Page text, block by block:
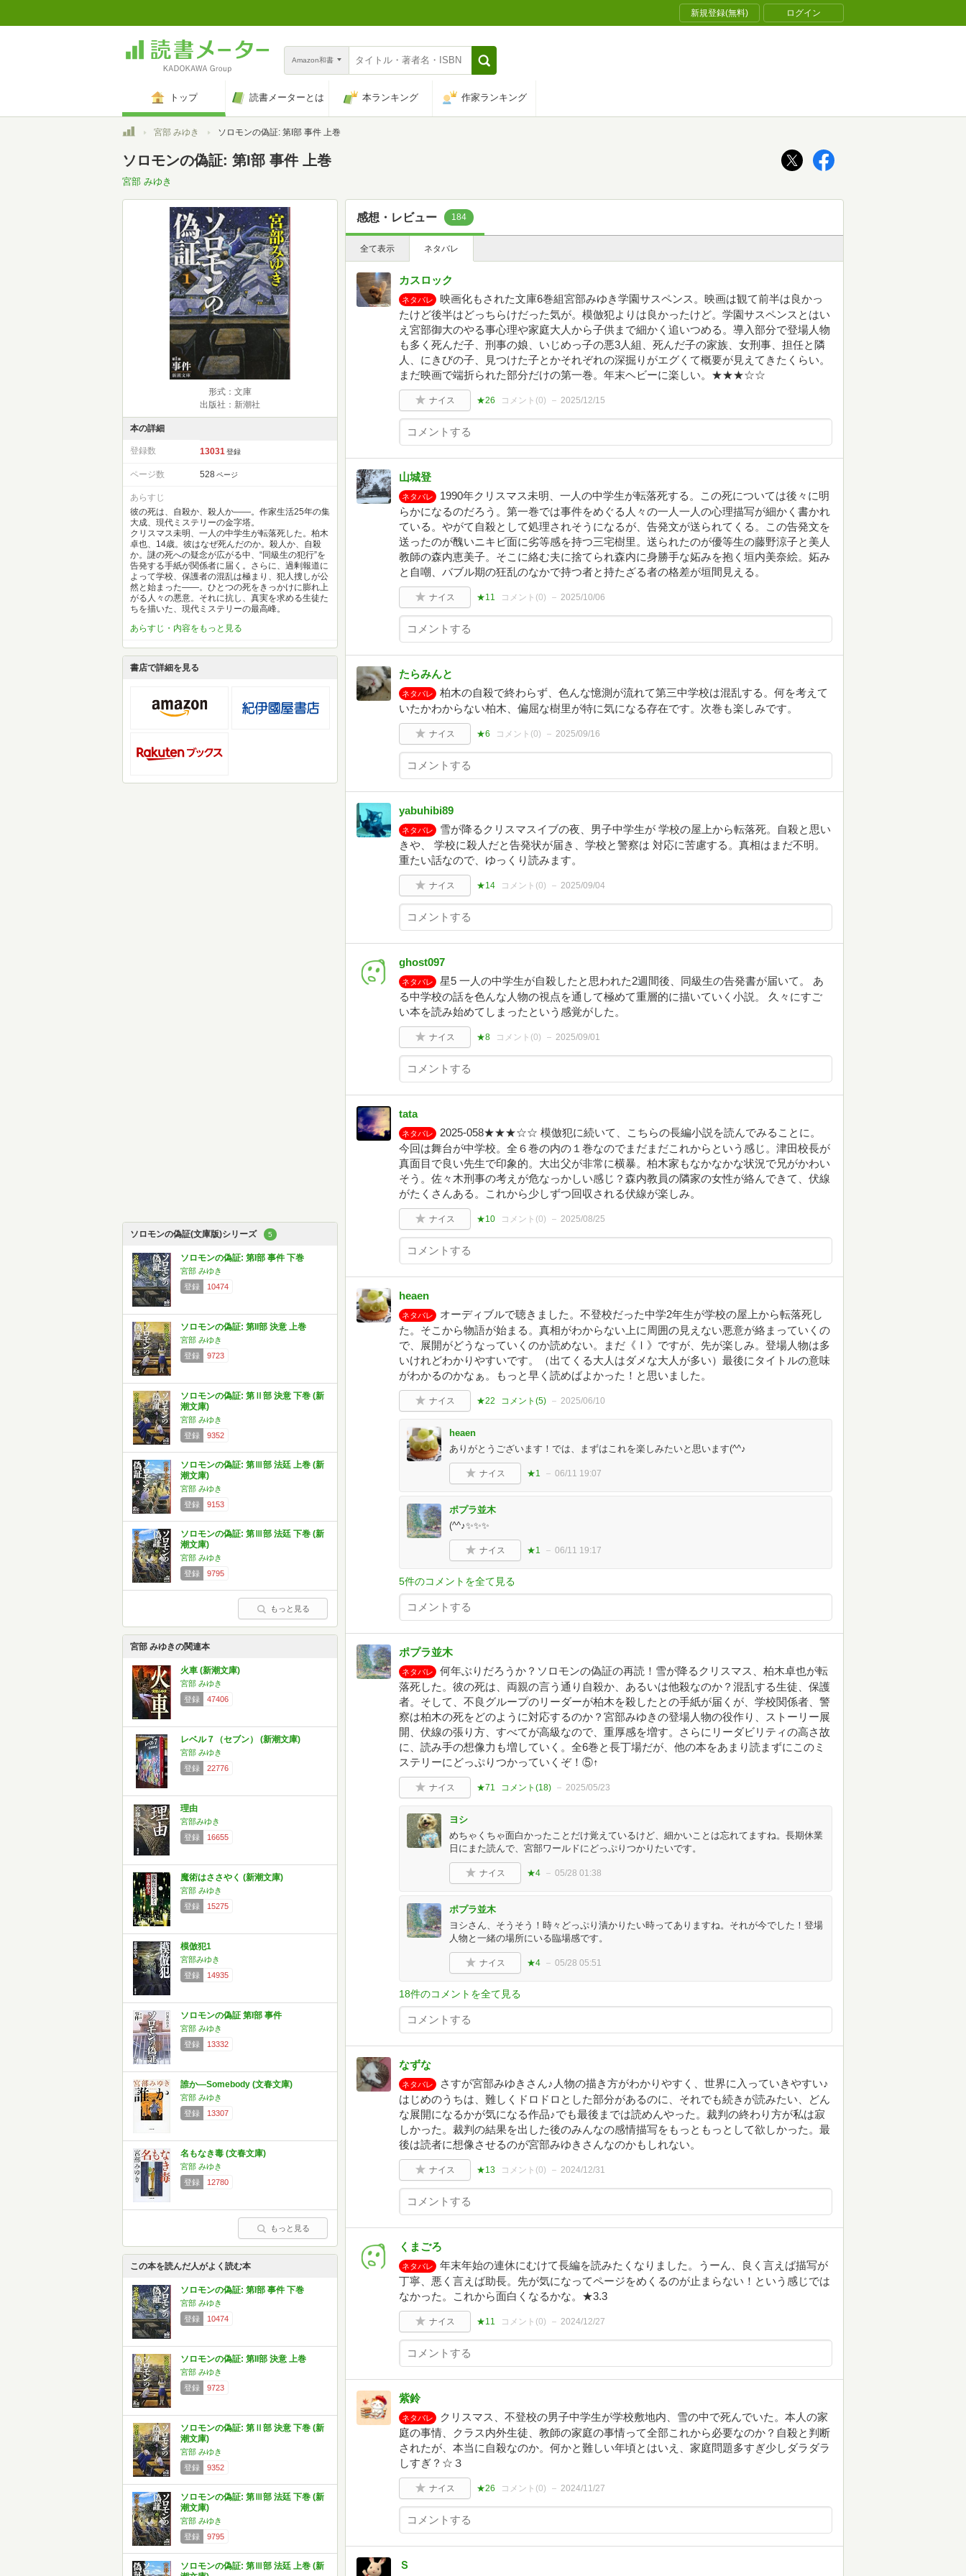
新規登録(無料) ログイン
Amazon和書
トップ 読書メーターとは 本ランキング 作家ランキング
トップ宮部 みゆき ソロモンの偽証: 第I部 事件 上巻
ソロモンの偽証: 第I部 事件 上巻
宮部 みゆき
形式：文庫
出版社：新潮社
本の詳細
登録数 13031 登録
ページ数 528 ページ
あらすじ
彼の死は、自殺か、殺人か――。作家生活25年の集
大成、現代ミステリーの金字塔。
クリスマス未明、一人の中学生が転落死した。柏木
卓也、14歳。彼はなぜ死んだのか。殺人か、自殺
か。謎の死への疑念が広がる中、“同級生の犯行”を
告発する手紙が関係者に届く。さらに、過剰報道に
よって学校、保護者の混乱は極まり、犯人捜しが公
然と始まった――。ひとつの死をきっかけに膨れ上
がる人々の悪意。それに抗し、真実を求める生徒た
ちを描いた、現代ミステリーの最高峰。
あらすじ・内容をもっと見る
書店で詳細を見る
ソロモンの偽証(文庫版)シリーズ 5
ソロモンの偽証: 第I部 事件 下巻
宮部 みゆき
登録
10474
ソロモンの偽証: 第II部 決意 上巻
宮部 みゆき
登録
9723
ソロモンの偽証: 第Ⅱ部 決意 下巻 (新
潮文庫)
宮部 みゆき
登録
9352
ソロモンの偽証: 第Ⅲ部 法廷 上巻 (新
潮文庫)
宮部 みゆき
登録
9153
ソロモンの偽証: 第Ⅲ部 法廷 下巻 (新
潮文庫)
宮部 みゆき
登録
9795
もっと見る
宮部 みゆきの関連本
火車 (新潮文庫)
宮部 みゆき
登録
47406
レベル７（セブン） (新潮文庫)
宮部 みゆき
登録
22776
理由
宮部みゆき
登録
16655
魔術はささやく (新潮文庫)
宮部 みゆき
登録
15275
模倣犯1
宮部みゆき
登録
14935
ソロモンの偽証 第I部 事件
宮部 みゆき
登録
13332
誰か―Somebody (文春文庫)
宮部 みゆき
登録
13307
名もなき毒 (文春文庫)
宮部 みゆき
登録
12780
もっと見る
この本を読んだ人がよく読む本
ソロモンの偽証: 第I部 事件 下巻
宮部 みゆき
登録
10474
ソロモンの偽証: 第II部 決意 上巻
宮部 みゆき
登録
9723
ソロモンの偽証: 第Ⅱ部 決意 下巻 (新
潮文庫)
宮部 みゆき
登録
9352
ソロモンの偽証: 第Ⅲ部 法廷 下巻 (新
潮文庫)
宮部 みゆき
登録
9795
ソロモンの偽証: 第Ⅲ部 法廷 上巻 (新
感想・レビュー 184
全て表示 ネタバレ
カスロック
ネタバレ
映画化もされた文庫6巻組宮部みゆき学園サスペンス。映画は観て前半は良かっ
たけど後半はどっちらけだった気が。模倣犯よりは良かったけど。学園サスペンスとはい
え宮部御大のやる事心理や家庭大人から子供まで細かく追いつめる。導入部分で登場人物
も多く死んだ子、刑事の娘、いじめっ子の悪3人組、死んだ子の家族、女刑事、担任と隣
人、にきびの子、見つけた子とかそれぞれの深掘りがエグくて概要が見えてきたくらい。
まだ映画で端折られた部分だけの第一巻。年末ヘビーに楽しい。★★★☆☆
ナイス ★26 コメント(0) 2025/12/15
山城登
ネタバレ
1990年クリスマス未明、一人の中学生が転落死する。この死については後々に明
らかになるのだろう。第一巻では事件をめぐる人々の一人一人の心理描写が細かく書かれ
ている。やがて自殺として処理されそうになるが、告発文が送られてくる。この告発文を
送ったのが醜いニキビ面に劣等感を持つ三宅樹里。送られたのが優等生の藤野涼子と美人
教師の森内恵美子。そこに絡む夫に捨てられ森内に身勝手な妬みを抱く垣内美奈絵。妬み
と自嘲、バブル期の狂乱のなかで持つ者と持たざる者の格差が垣間見える。
ナイス ★11 コメント(0) 2025/10/06
たらみんと
ネタバレ
柏木の自殺で終わらず、色んな憶測が流れて第三中学校は混乱する。何を考えて
いたかわからない柏木、偏屈な樹里が特に気になる存在です。次巻も楽しみです。
ナイス ★6 コメント(0) 2025/09/16
yabuhibi89
ネタバレ
雪が降るクリスマスイブの夜、男子中学生が 学校の屋上から転落死。自殺と思い
きや、 学校に殺人だと告発状が届き、学校と警察は 対応に苦慮する。真相はまだ不明。
重たい話なので、ゆっくり読みます。
ナイス ★14 コメント(0) 2025/09/04
ghost097
ネタバレ
星5 一人の中学生が自殺したと思われた2週間後、同級生の告発書が届いて。 あ
る中学校の話を色んな人物の視点を通して極めて重層的に描いていく小説。 久々にすご
い本を読み始めてしまったという感覚がした。
ナイス ★8 コメント(0) 2025/09/01
tata
ネタバレ
2025-058★★★☆☆ 模倣犯に続いて、こちらの長編小説を読んでみることに。
今回は舞台が中学校。全６巻の内の１巻なのでまだまだこれからという感じ。津田校長が
真面目で良い先生で印象的。大出父が非常に横暴。柏木家もなかなかな状況で兄がかわい
そう。佐々木刑事の考えが危なっかしい感じ？森内教員の隣家の女性が絡んできて、伏線
がたくさんある。これから少しずつ回収される伏線が楽しみ。
ナイス ★10 コメント(0) 2025/08/25
heaen
ネタバレ
オーディブルで聴きました。不登校だった中学2年生が学校の屋上から転落死し
た。そこから物語が始まる。真相がわからない上に周囲の見えない悪意が絡まっていくの
で、展開がどうなっていくのか読めない。まだ《Ⅰ》ですが、先が楽しみ。登場人物は多
いけれどわかりやすいです。（出てくる大人はダメな大人が多い）最後にタイトルの意味
がわかるのかなぁ。もっと早く読めばよかった！と思いました。
ナイス ★22 コメント(5) 2025/06/10
heaen
ありがとうございます！では、まずはこれを楽しみたいと思います(^^♪
ナイス ★1 06/11 19:07
ポプラ並木
(^^♪✨✨✨
ナイス ★1 06/11 19:17
5件のコメントを全て見る
ポプラ並木
ネタバレ
何年ぶりだろうか？ソロモンの偽証の再読！雪が降るクリスマス、柏木卓也が転
落死した。彼の死は、両親の言う通り自殺か、あるいは他殺なのか？混乱する生徒、保護
者。そして、不良グループのリーダーが柏木を殺したとの手紙が届くが、学校関係者、警
察は柏木の死をどのように対応するのか？宮部みゆきの登場人物の役作り、ストーリー展
開、伏線の張り方、すべてが高級なので、重厚感を増す。さらにリーダビリティの高さ故
に、読み手の想像力も増していく。全6巻と長丁場だが、他の本をあまり読まずにこのミ
ステリーにどっぷりつかっていくぞ！⑤↑
ナイス ★71 コメント(18) 2025/05/23
ヨシ
めちゃくちゃ面白かったことだけ覚えているけど、細かいことは忘れてますね。長期休業
日にまた読んで、宮部ワールドにどっぷりつかりたいです。
ナイス ★4 05/28 01:38
ポプラ並木
ヨシさん、そうそう！時々どっぷり漬かりたい時ってありますね。それが今でした！登場
人物と一緒の場所にいる臨場感です。
ナイス ★4 05/28 05:51
18件のコメントを全て見る
なずな
ネタバレ
さすが宮部みゆきさん♪人物の描き方がわかりやすく、世界に入っていきやすい♪
はじめのうちは、難しくドロドロとした部分があるのに、それでも続きが読みたい、どん
な展開になるかが気になる作品♪でも最後までは読めんやった。裁判の終わり方が私は寂
しかった。裁判の結果を出した後のみんなの感情描写をもっともっとして欲しかった。最
後は読者に想像させるのが宮部みゆきさんなのかもしれない。
ナイス ★13 コメント(0) 2024/12/31
くまごろ
ネタバレ
年末年始の連休にむけて長編を読みたくなりました。うーん、良く言えば描写が
丁寧、悪く言えば助長。先が気になってページをめくるのが止まらない！という感じでは
なかった。これから面白くなるかな。★3.3
ナイス ★11 コメント(0) 2024/12/27
紫鈴
ネタバレ
クリスマス、不登校の男子中学生が学校敷地内、雪の中で死んでいた。本人の家
庭の事情、クラス内外生徒、教師の家庭の事情って全部これから必要なのか？自殺と判断
されたが、本当に自殺なのか。何かと難しい年頃とはいえ、家庭問題多すぎ少しダラダラ
しすぎ？☆３
ナイス ★26 コメント(0) 2024/11/27
Ｓ